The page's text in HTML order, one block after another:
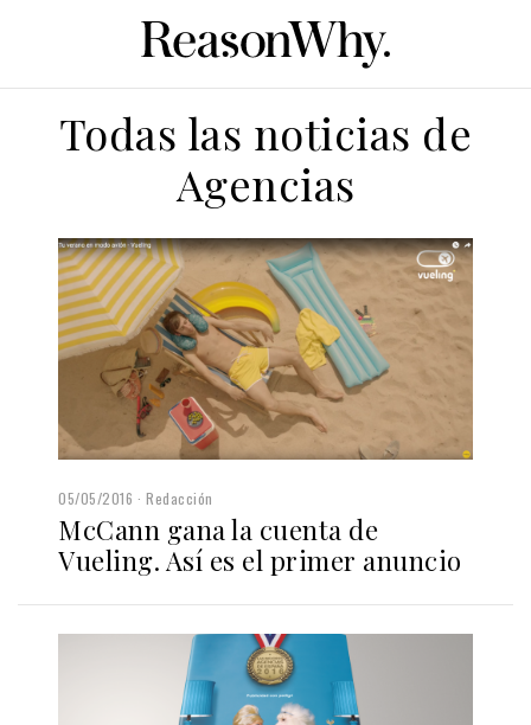
Todas las noticias de
Agencias
05/05/2016 Redacción
McCann gana la cuenta de
Vueling. Así es el primer anuncio